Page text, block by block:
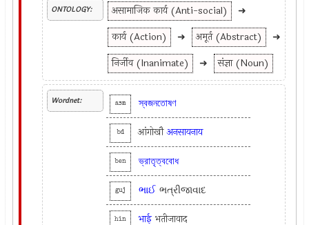
ONTOLOGY: असामाजिक कार्य (Anti-social)
➜
कार्य (Action)
➜ अमूर्त (Abstract)
➜
निर्जीव (Inanimate)
➜ संज्ञा (Noun)
Wordnet: asm স্বজনতোষণ
bd आंगोखौअनसायनाय
ben ভ্রাতৃত্ববোধ
guj ભાઈ ભત્રીજાવાદ
hin भाई भतीजावाद